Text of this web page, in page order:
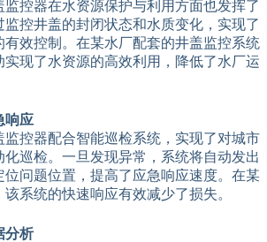
监控器在水资源保护与利用方面也发挥了
监控井盖的封闭状态和水质变化，实现了
有效控制。在某水厂配套的井盖监控系统
实现了水资源的高效利用，降低了水厂运
响应
监控器配合智能巡检系统，实现了对城市
化巡检。一旦发现异常，系统将自动发出
位问题位置，提高了应急响应速度。在某
系统的快速响应有效减少了损失。
分析